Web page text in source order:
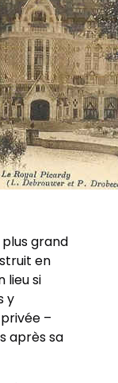
plus grand
en
lieu si
y
–
après sa